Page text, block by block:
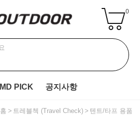
0
MD PICK 공지사항
홈 트레블첵 (Travel Check) 텐트/타프 용품